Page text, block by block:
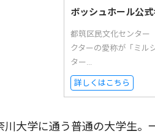
ボッシュホール公
都筑区民文化センター
クターの愛称が「ミル
ター...
詳しくはこちら
大学に通う普通の大学生。